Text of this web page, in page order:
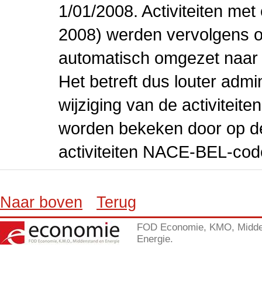
1/01/2008. Activiteiten
2008) werden vervolgens
automatisch omgezet
Het betreft dus louter
wijziging van de
worden bekeken door op
activiteiten NACE-BEL-
Naar boven Terug
FOD Economie, KMO,
Energie.